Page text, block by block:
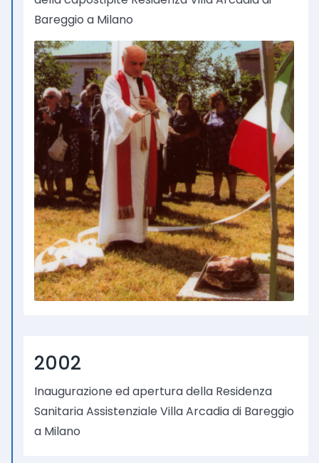
Bareggio a Milano
2002
Inaugurazione ed apertura della Residenza
Sanitaria Assistenziale Villa Arcadia di Bareggio
a Milano